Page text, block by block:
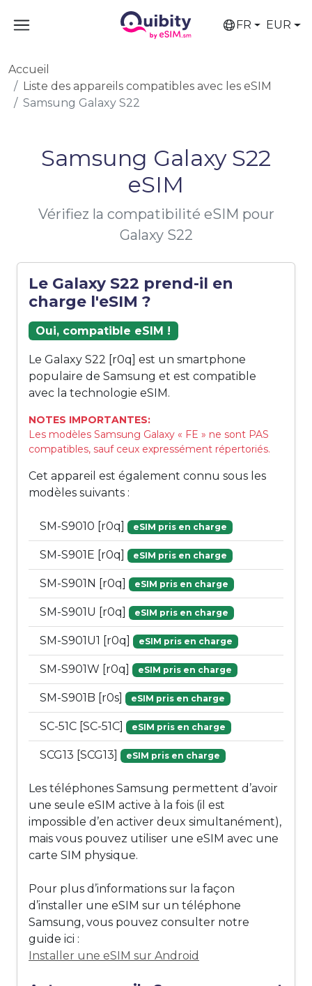
FR EUR
Accueil
Liste des appareils compatibles avec les eSIM
Samsung Galaxy S22
Samsung Galaxy S22
eSIM
Vérifiez la compatibilité eSIM pour
Galaxy S22
Le Galaxy S22 prend-il en
charge l'eSIM ?
Oui, compatible eSIM !
Le Galaxy S22 [r0q] est un smartphone
populaire de Samsung et est compatible
avec la technologie eSIM.
NOTES IMPORTANTES:
Les modèles Samsung Galaxy « FE » ne sont PAS
compatibles, sauf ceux expressément répertoriés.
Cet appareil est également connu sous les
modèles suivants :
SM-S9010 [r0q] eSIM pris en charge
SM-S901E [r0q] eSIM pris en charge
SM-S901N [r0q] eSIM pris en charge
SM-S901U [r0q] eSIM pris en charge
SM-S901U1 [r0q] eSIM pris en charge
SM-S901W [r0q] eSIM pris en charge
SM-S901B [r0s] eSIM pris en charge
SC-51C [SC-51C] eSIM pris en charge
SCG13 [SCG13] eSIM pris en charge
Les téléphones Samsung permettent d’avoir
une seule eSIM active à la fois (il est
impossible d’en activer deux simultanément),
mais vous pouvez utiliser une eSIM avec une
carte SIM physique.
Pour plus d’informations sur la façon
d’installer une eSIM sur un téléphone
Samsung, vous pouvez consulter notre
guide ici :
Installer une eSIM sur Android